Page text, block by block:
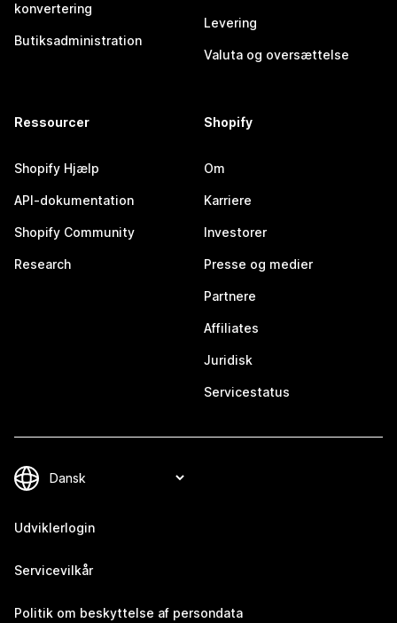
konvertering
Butiksadministration
Levering
Valuta og oversættelse
Ressourcer
Shopify Hjælp
API-dokumentation
Shopify Community
Research
Shopify
Om
Karriere
Investorer
Presse og medier
Partnere
Affiliates
Juridisk
Servicestatus
Udviklerlogin
Servicevilkår
Politik om beskyttelse af persondata